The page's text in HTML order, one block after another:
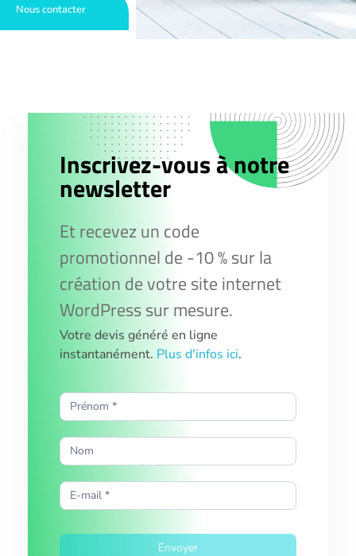
Nous contacter
Inscrivez-vous à notre
newsletter
Et recevez un code
promotionnel de -10 % sur la
création de votre site internet
WordPress sur mesure.
Votre devis généré en ligne
instantanément. Plus d'infos ici.
Newsletter
Envoyer